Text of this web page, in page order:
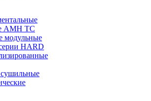
AMH TC
модульные
HARD